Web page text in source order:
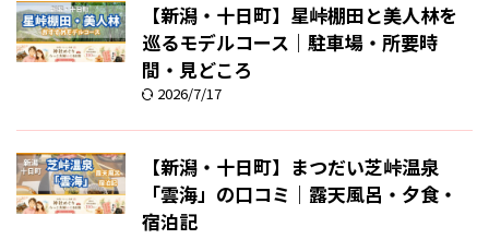
【新潟・十日町】星峠棚田と美人林を
巡るモデルコース｜駐車場・所要時
間・見どころ
2026/7/17
【新潟・十日町】まつだい芝峠温泉
「雲海」の口コミ｜露天風呂・夕食・
宿泊記